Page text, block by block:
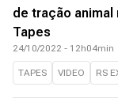
de tração animal
Tapes
24/10/2022 - 12h04min
TAPES VIDEO RS